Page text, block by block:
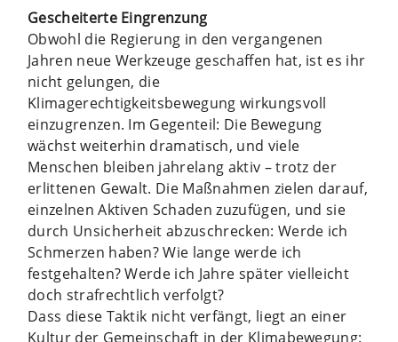
Gescheiterte Eingrenzung
Obwohl die Regierung in den vergangenen
Jahren neue Werkzeuge geschaffen hat, ist es ihr
nicht gelungen, die
Klimagerechtigkeitsbewegung wirkungsvoll
einzugrenzen. Im Gegenteil: Die Bewegung
wächst weiterhin dramatisch, und viele
Menschen bleiben jahrelang aktiv – trotz der
erlittenen Gewalt. Die Maßnahmen zielen darauf,
einzelnen Aktiven Schaden zuzufügen, und sie
durch Unsicherheit abzuschrecken: Werde ich
Schmerzen haben? Wie lange werde ich
festgehalten? Werde ich Jahre später vielleicht
doch strafrechtlich verfolgt?
Dass diese Taktik nicht verfängt, liegt an einer
Kultur der Gemeinschaft in der Klimabewegung: